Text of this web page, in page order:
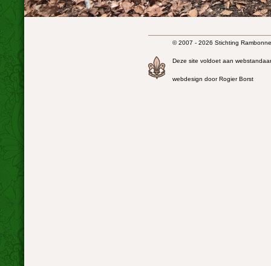
© 2007 - 2026 Stichting
Deze site voldoet aan
webdesign door Rogier Borst